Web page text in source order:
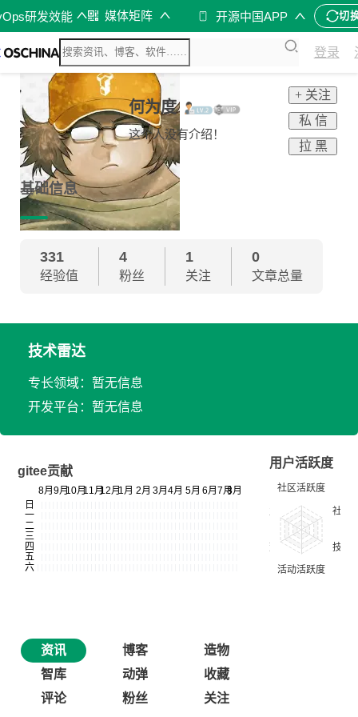
研发效能 媒体矩阵 开源中国APP 切
登录
何为度
这个人没有介绍！
+ 关注
私 信
拉 黑
基础信息
331
经验值
4
粉丝
1
关注
0
文章总量
技术雷达
专长领域：暂无信息
开发平台：暂无信息
gitee贡献
用户活跃度
资讯 博客
造物
智库
动弹
收藏
评论
粉丝 关注